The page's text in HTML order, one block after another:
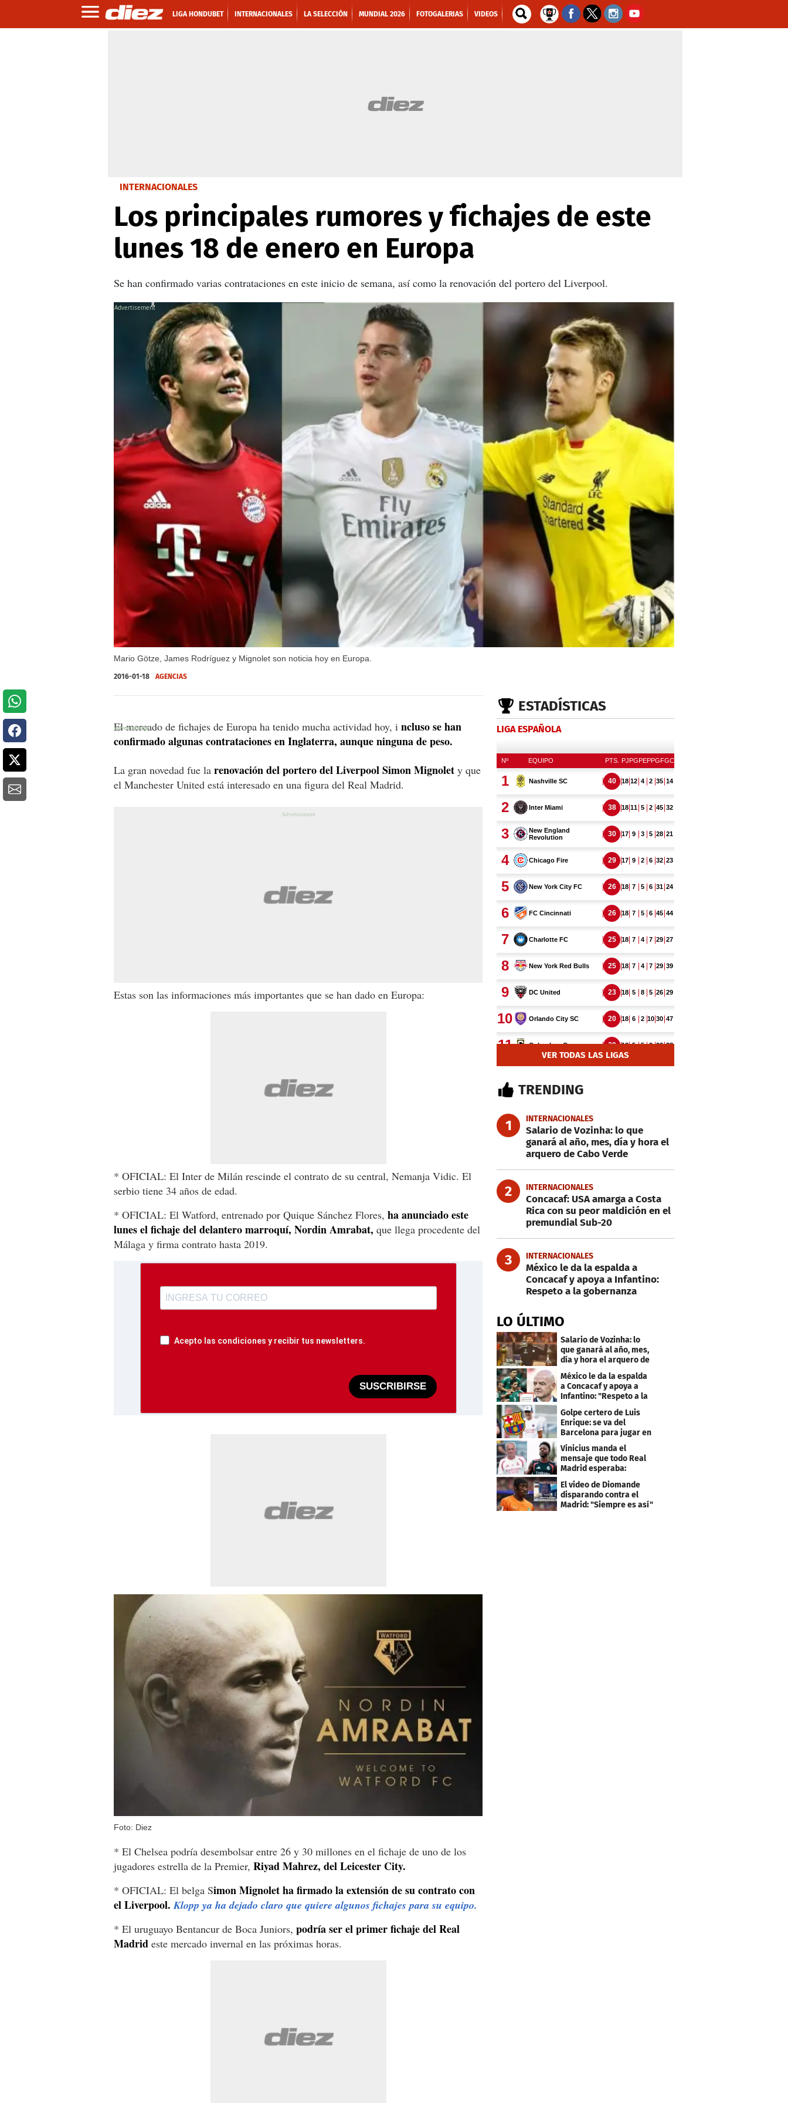
LIGA HONDUBET INTERNACIONALES LA SELECCIÓN MUNDIAL 2026 FOTOGALERIAS VIDEOS
INTERNACIONALES
Los principales rumores y fichajes de este
lunes 18 de enero en Europa
Se han confirmado varias contrataciones en este inicio de semana, así como la renovación del portero del Liverpool.
Mario Götze, James Rodríguez y Mignolet son noticia hoy en Europa.
X
X
X
X
X
X
2016-01-18 AGENCIAS
El mercado de fichajes de Europa ha tenido mucha actividad hoy, i ncluso se han
confirmado algunas contrataciones en Inglaterra, aunque ninguna de peso.
La gran novedad fue la renovación del portero del Liverpool Simon Mignolet y que
el Manchester United está interesado en una figura del Real Madrid.
Estas son las informaciones más importantes que se han dado en Europa:
* OFICIAL: El Inter de Milán rescinde el contrato de su central, Nemanja Vidic. El
serbio tiene 34 años de edad.
* OFICIAL: El Watford, entrenado por Quique Sánchez Flores, ha anunciado este
lunes el fichaje del delantero marroquí, Nordin Amrabat, que llega procedente del
Málaga y firma contrato hasta 2019.
Acepto las condiciones y recibir tus newsletters.
SUSCRIBIRSE
Foto: Diez
* El Chelsea podría desembolsar entre 26 y 30 millones en el fichaje de uno de los
jugadores estrella de la Premier, Riyad Mahrez, del Leicester City.
* OFICIAL: El belga Simon Mignolet ha firmado la extensión de su contrato con
el Liverpool.Klopp ya ha dejado claro que quiere algunos fichajes para su equipo.
* El uruguayo Bentancur de Boca Juniors, podría ser el primer fichaje del Real
Madrid este mercado invernal en las próximas horas.
ESTADÍSTICAS
LIGA ESPAÑOLA
VER TODAS LAS LIGAS
TRENDING
1 INTERNACIONALES
Salario de Vozinha: lo que
ganará al año, mes, día y hora el
arquero de Cabo Verde
2 INTERNACIONALES
Concacaf: USA amarga a Costa
Rica con su peor maldición en el
premundial Sub-20
3 INTERNACIONALES
México le da la espalda a
Concacaf y apoya a Infantino:
Respeto a la gobernanza
LO ÚLTIMO
Salario de Vozinha: lo
que ganará al año, mes,
día y hora el arquero de
Cabo Verde
México le da la espalda
a Concacaf y apoya a
Infantino: "Respeto a la
gobernanza"
Golpe certero de Luis
Enrique: se va del
Barcelona para jugar en
el PSG
Vinicius manda el
mensaje que todo Real
Madrid esperaba:
"Mourinho..."
El video de Diomande
disparando contra el
Madrid: "Siempre es así"